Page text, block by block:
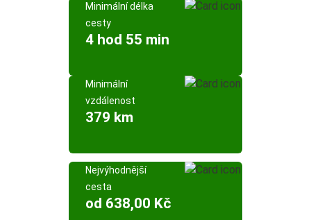
Minimální délka
cesty
4 hod 55 min
Minimální
vzdálenost
379 km
Nejvýhodnější
cesta
od 638,00 Kč